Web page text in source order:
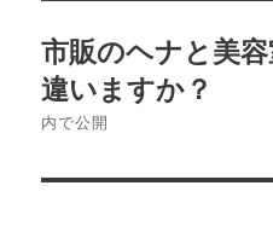
稿
ナ
ビ
市販のヘナと美
違いますか？
内で公開